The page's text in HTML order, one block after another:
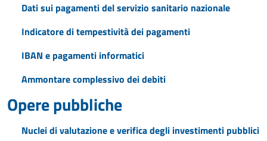
Dati sui pagamenti del servizio sanitario nazionale
Indicatore di tempestività dei pagamenti
IBAN e pagamenti informatici
Ammontare complessivo dei debiti
Opere pubbliche
Nuclei di valutazione e verifica degli investimenti pubblici